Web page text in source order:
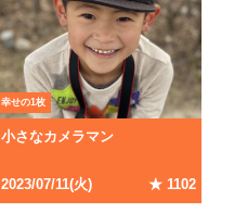
幸せの1枚
小さなカメラマン
2023/07/11(火) ★ 1102